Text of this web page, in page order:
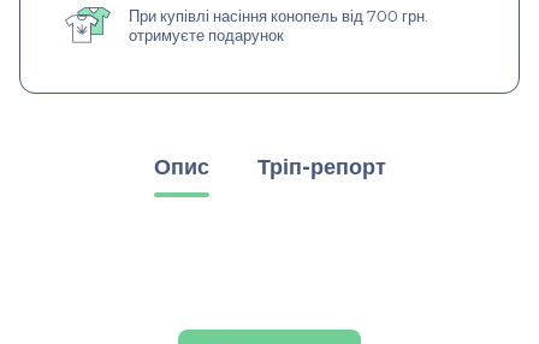
При купівлі насіння конопель від 700 грн.
отримуєте подарунок
Опис Тріп-репорт